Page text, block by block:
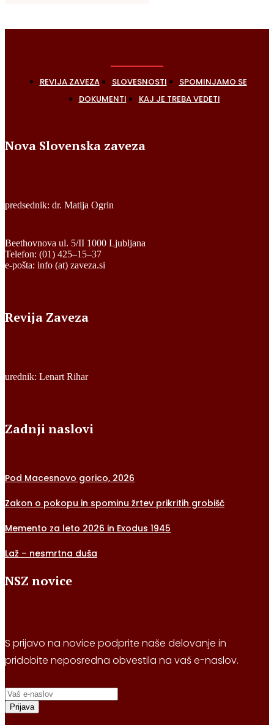
REVIJA ZAVEZA SLOVESNOSTI
SPOMINJAMO SE
DOKUMENTI
KAJ JE TREBA VEDETI
Nova Slovenska zaveza
predsednik: dr. Matija Ogrin
Beethovnova ul. 5/II 1000 Ljubljana
Telefon: (01) 425–15–37
e-pošta: info (at) zaveza.si
Revija Zaveza
urednik: Lenart Rihar
Zadnji naslovi
Pod Macesnovo gorico, 2026
Zakon o pokopu in spominu žrtev prikritih grobišč
Memento za leto 2026 in Exodus 1945
Laž – nesmrtna duša
NSZ novice
S prijavo na novice podprite naše delovanje in
pridobite neposredna obvestila na vaš e-naslov.
Prijava